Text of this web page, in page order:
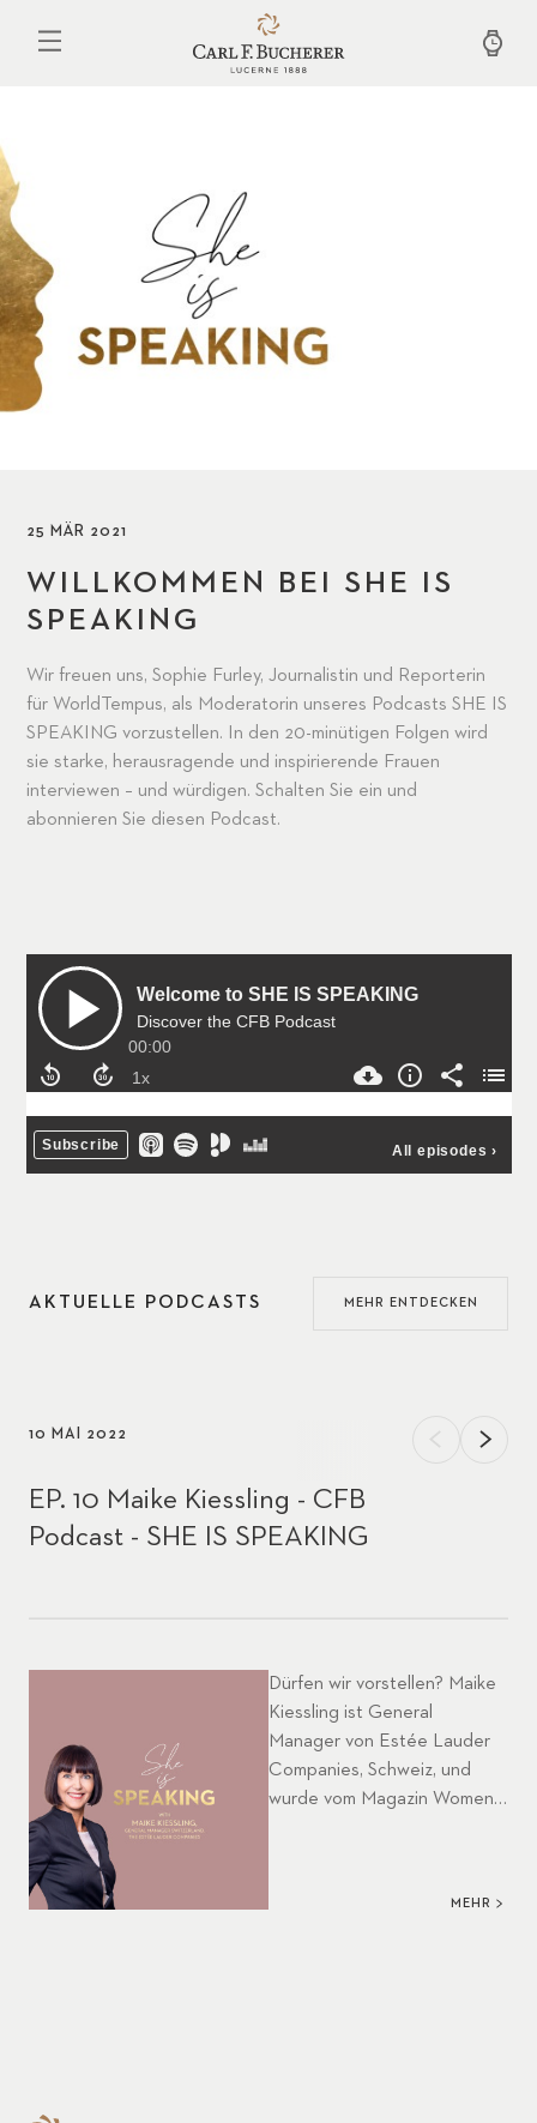
25 MÄR 2021
WILLKOMMEN BEI SHE IS
SPEAKING
Wir freuen uns, Sophie Furley, Journalistin und Reporterin
für WorldTempus, als Moderatorin unseres Podcasts SHE IS
SPEAKING vorzustellen. In den 20-minütigen Folgen wird
sie starke, herausragende und inspirierende Frauen
interviewen – und würdigen. Schalten Sie ein und
abonnieren Sie diesen Podcast.
AKTUELLE PODCASTS MEHR ENTDECKEN
10 MAI 2022
EP. 10 Maike Kiessling - CFB
Podcast - SHE IS SPEAKING
Dürfen wir vorstellen? Maike
Kiessling ist General
Manager von Estée Lauder
Companies, Schweiz, und
wurde vom Magazin Women
CFB-Podcast zu Gast. Seit 15
MEHR